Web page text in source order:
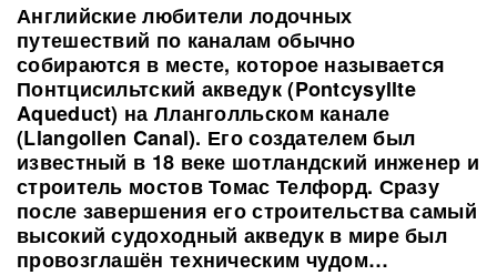
Английские любители лодочных
путешествий по каналам обычно
собираются в месте, которое называется
Понтцисильтский акведук (Pontcysyllte
Aqueduct) на Лланголльском канале
(Llangollen Canal). Его создателем был
известный в 18 веке шотландский инженер и
строитель мостов Томас Телфорд. Сразу
после завершения его строительства самый
высокий судоходный акведук в мире был
провозглашён техническим чудом…